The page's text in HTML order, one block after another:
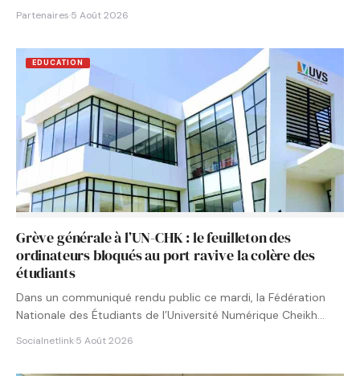
Partenaires·5 Août 2026
EDUCATION
Grève générale à l’UN-CHK : le feuilleton des
ordinateurs bloqués au port ravive la colère des
étudiants
Dans un communiqué rendu public ce mardi, la Fédération
Nationale des Étudiants de l’Université Numérique Cheikh
Socialnetlink·5 Août 2026